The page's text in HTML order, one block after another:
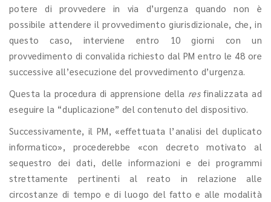
potere di provvedere in via d’urgenza quando non è
possibile attendere il provvedimento giurisdizionale, che, in
questo caso, interviene entro 10 giorni con un
provvedimento di convalida richiesto dal PM entro le 48 ore
successive all’esecuzione del provvedimento d’urgenza.
Questa la procedura di apprensione della resfinalizzata ad
eseguire la “duplicazione” del contenuto del dispositivo.
Successivamente, il PM, «effettuata l’analisi del duplicato
informatico», procederebbe «con decreto motivato al
sequestro dei dati, delle informazioni e dei programmi
strettamente pertinenti al reato in relazione alle
circostanze di tempo e di luogo del fatto e alle modalità